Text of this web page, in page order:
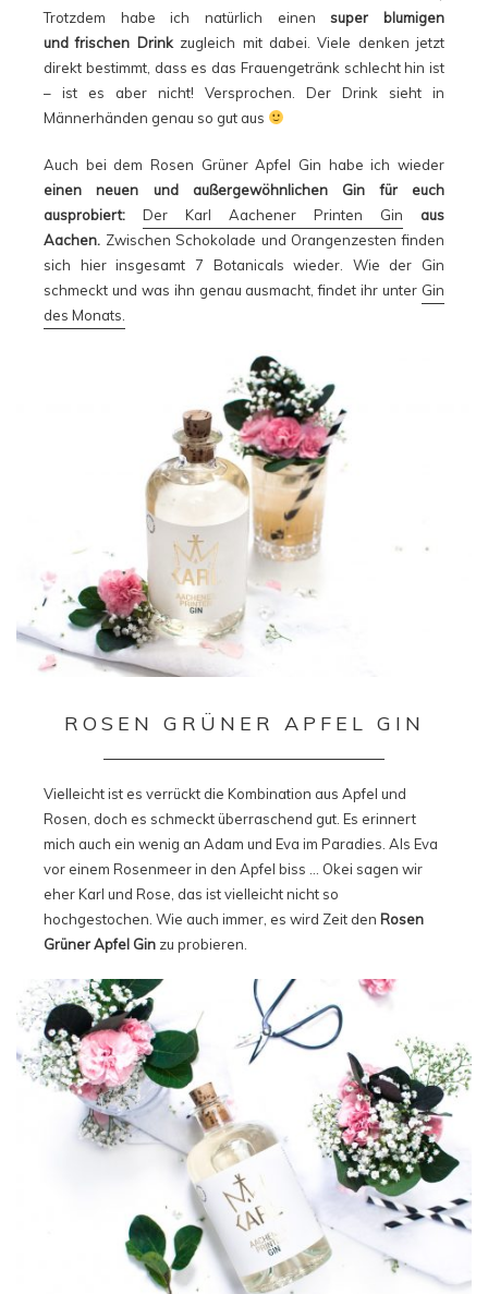
Trotzdem habe ich natürlich einensuper blumigen
und frischen Drinkzugleich mit dabei. Viele denken jetzt
direkt bestimmt, dass es das Frauengetränk schlecht hin ist
– ist es aber nicht! Versprochen. Der Drink sieht in
Männerhänden genau so gut aus
Auch bei dem Rosen Grüner Apfel Gin habe ich wieder
einen neuen und außergewöhnlichen Gin für euch
ausprobiert: Der Karl Aachener Printen Gin aus
Aachen. Zwischen Schokolade und Orangenzesten finden
sich hier insgesamt 7 Botanicals wieder. Wie der Gin
schmeckt und was ihn genau ausmacht, findet ihr unter Gin
des Monats.
ROSEN GRÜNER APFEL GIN
Vielleicht ist es verrückt die Kombination aus Apfel und
Rosen, doch es schmeckt überraschend gut. Es erinnert
mich auch ein wenig an Adam und Eva im Paradies. Als Eva
vor einem Rosenmeer in den Apfel biss … Okei sagen wir
eher Karl und Rose, das ist vielleicht nicht so
hochgestochen. Wie auch immer, es wird Zeit den Rosen
Grüner Apfel Gin zu probieren.